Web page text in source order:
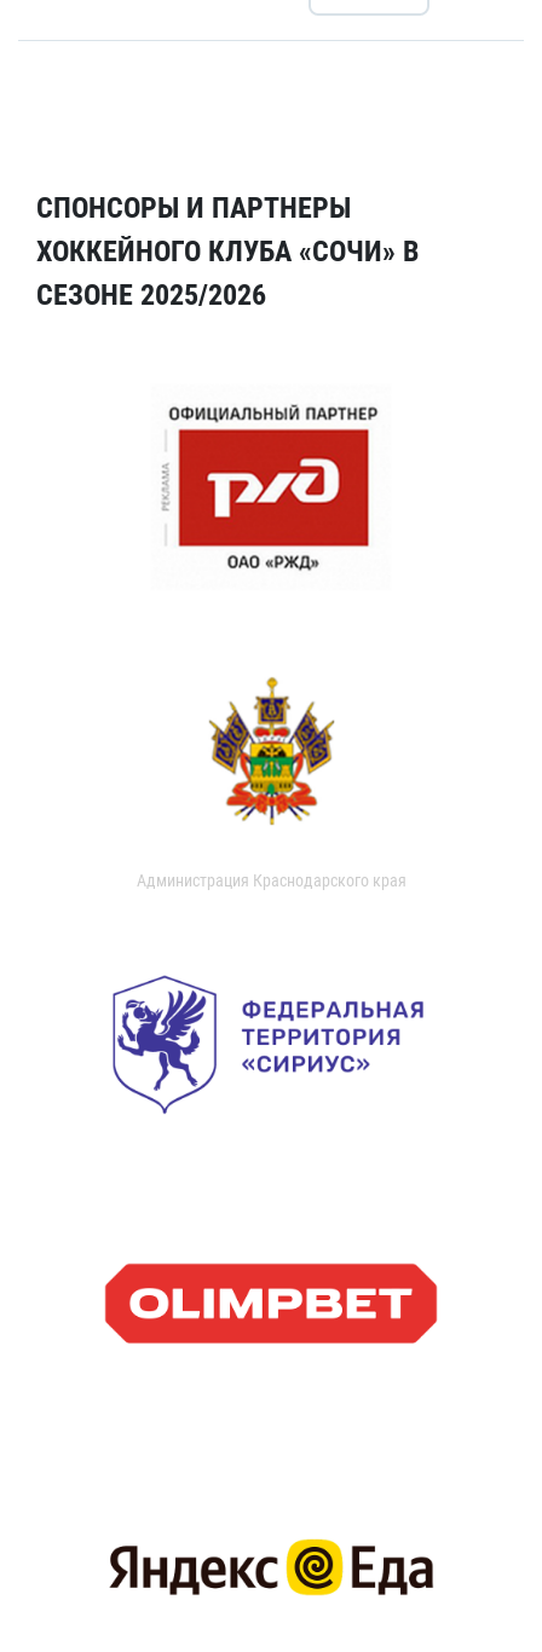
СПОНСОРЫ И ПАРТНЕРЫ
ХОККЕЙНОГО КЛУБА «СОЧИ» В
СЕЗОНЕ 2025/2026
Администрация Краснодарского края